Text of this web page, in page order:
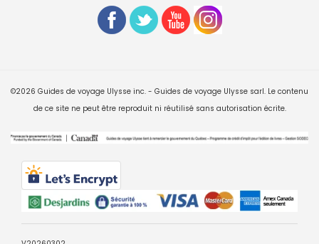
©2026 Guides de voyage Ulysse inc. - Guides de voyage Ulysse sarl. Le contenu
de ce site ne peut être reproduit ni réutilisé sans autorisation écrite.